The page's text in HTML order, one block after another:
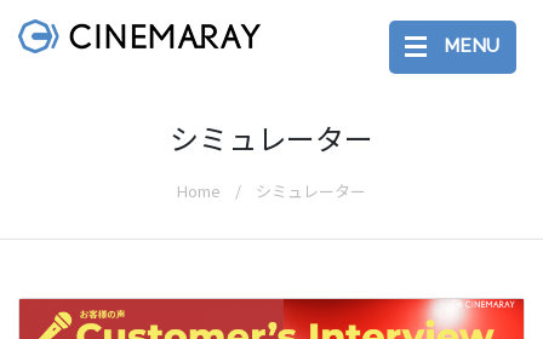
MENU
シミュレーター
Home シミュレーター